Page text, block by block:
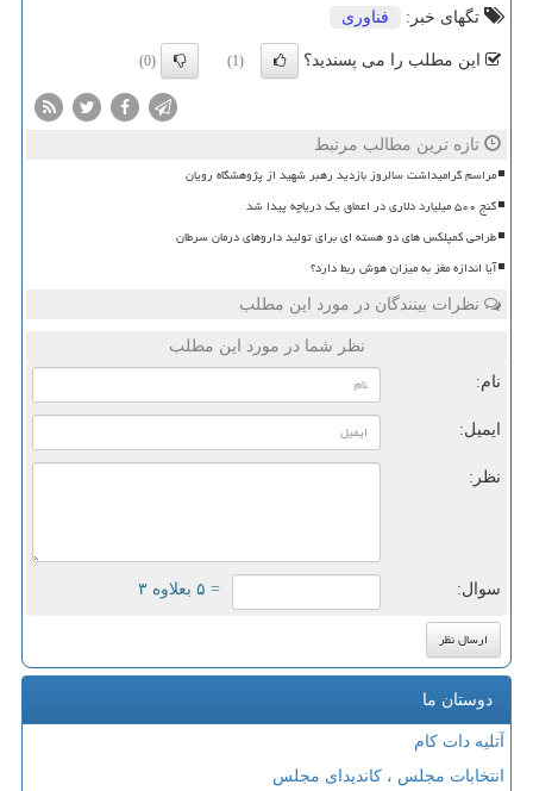
تگهای خبر:
فناوری
این مطلب را می پسندید؟ (1)
(0)
تازه ترین مطالب مرتبط
مراسم گرامیداشت سالروز بازدید رهبر شهید از پژوهشگاه رویان
گنج ۵۰۰ میلیارد دلاری در اعماق یک دریاچه پیدا شد
طراحی کمپلکس های دو هسته ای برای تولید داروهای درمان سرطان
آیا اندازه مغز به میزان هوش ربط دارد؟
نظرات بینندگان در مورد این مطلب
نظر شما در مورد این مطلب
نام:
ایمیل:
نظر:
سوال: = ۵ بعلاوه ۳
دوستان ما
آتلیه دات کام
انتخابات مجلس ، کاندیدای مجلس